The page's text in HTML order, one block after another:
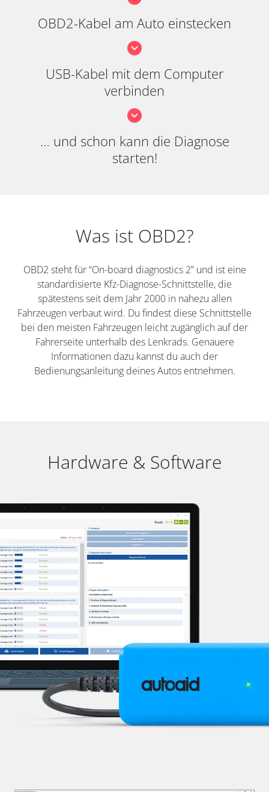
OBD2-Kabel am Auto einstecken
USB-Kabel mit dem Computer
verbinden
… und schon kann die Diagnose
starten!
Was ist OBD2?
OBD2 steht für “On-board diagnostics 2” und ist eine
standardisierte Kfz-Diagnose-Schnittstelle, die
spätestens seit dem Jahr 2000 in nahezu allen
Fahrzeugen verbaut wird. Du findest diese Schnittstelle
bei den meisten Fahrzeugen leicht zugänglich auf der
Fahrerseite unterhalb des Lenkrads. Genauere
Informationen dazu kannst du auch der
Bedienungsanleitung deines Autos entnehmen.
Hardware & Software